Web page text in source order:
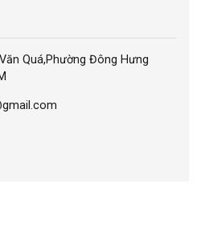
Quá,Phường Đông Hưng